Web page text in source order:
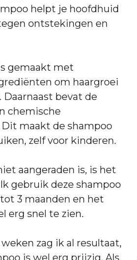
helpt je hoofdhuid
ontstekingen en
gemaakt met
om haargroei
bevat de
chemische
maakt de shampoo
zelf voor kinderen.
aangeraden is, is het
gebruik deze shampoo
3 maanden en het
erg snel te zien.
zag ik al resultaat,
is wel erg prijzig. Als